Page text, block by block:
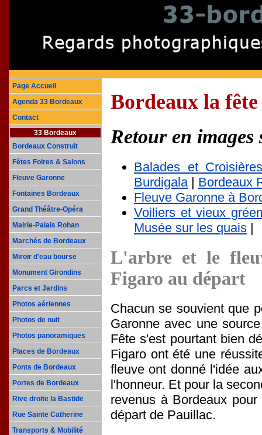
Page Accueil
Agenda 33 Bordeaux
Contact
33 Bordeaux
Bordeaux Construit
Fêtes Foires & Salons
Fleuve Garonne
Fontaines Bordeaux
Grand Théâtre-Opéra
Mairie-Palais Rohan
Marchés de Bordeaux
Miroir d'eau bourse
Monument Girondins
Parcs et Jardins
Photos aériennes
Photos de nuit
Photos panoramiques
Places de Bordeaux
Ponts de Bordeaux
Portes de Bordeaux
Rive droite la Bastide
Rue Sainte Catherine
Transports & Mobilité
Bordeaux la
Retour en
Balades et
Burdigala | Bordeaux
Fleuve Garonne à
Voiliers et vieux
Musée sur les quais |
L'arbre et le
Figaro au départ
Chacun se souvient que
Garonne avec une
Fête s'est pourtant bien
Figaro ont été une
fleuve ont donné l'idée
l'honneur. Et pour la
revenus à Bordeaux
départ de Pauillac.